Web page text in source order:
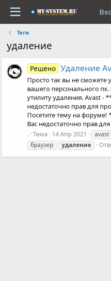
Теги
удаление
Решено Удаление
Просто так вы не сможете
вашего персонального
утилиту удаления. Avast -
недостаточно прав для
Посетите тему на форуме!
Вас недостаточно прав
. Тема 14 Апр 2021 avast
браузер
удаление